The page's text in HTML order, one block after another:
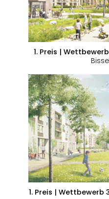
1. Preis |
1. Preis | Wettbewerb